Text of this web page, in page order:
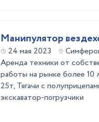
Манипулятор
24 мая 2023
Аренда техники от
работы на рынке более 10
25т, Тягачи с
экскаватор-погрузчики